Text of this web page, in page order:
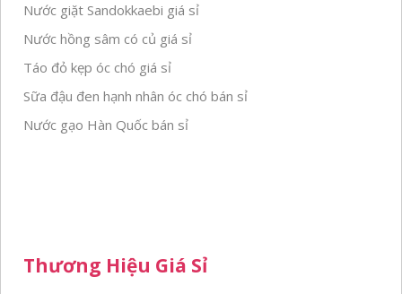
Nước giặt Sandokkaebi giá sỉ
Nước hồng sâm có củ giá sỉ
Táo đỏ kẹp óc chó giá sỉ
Sữa đậu đen hạnh nhân óc chó bán sỉ
Nước gạo Hàn Quốc bán sỉ
Thương Hiệu Giá Sỉ